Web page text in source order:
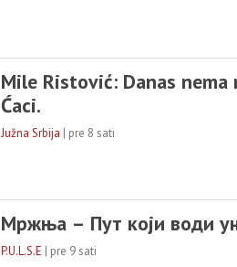
Mile Ristović: Danas
Ćaci.
Južna Srbija | pre 8 sati
Мржња – Пут који води
P.U.L.S.E | pre 9 sati